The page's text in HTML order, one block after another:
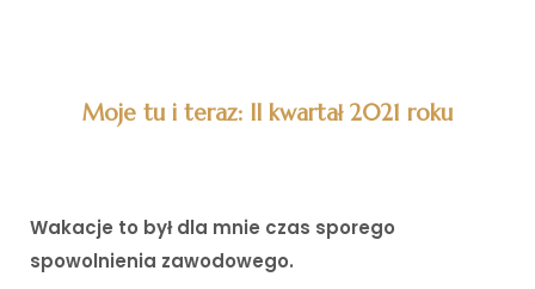
Moje tu i teraz: II kwartał 2021 roku
Wakacje to był dla mnie czas sporego
spowolnienia zawodowego.